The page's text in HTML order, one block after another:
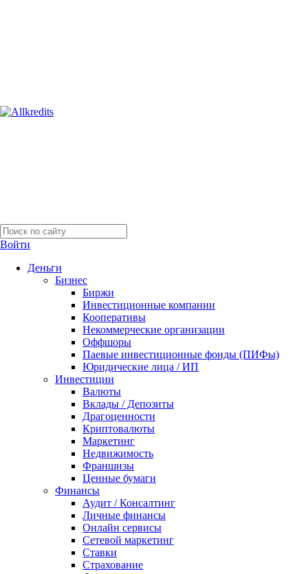
Войти
Деньги
Бизнес
Биржи
Инвестиционные компании
Кооперативы
Некоммерческие организации
Оффшоры
Паевые инвестиционные фонды (ПИФы)
Юридические лица / ИП
Инвестиции
Валюты
Вклады / Депозиты
Драгоценности
Криптовалюты
Маркетинг
Недвижимость
Франшизы
Ценные бумаги
Финансы
Аудит / Консалтинг
Личные финансы
Онлайн сервисы
Сетевой маркетинг
Ставки
Страхование